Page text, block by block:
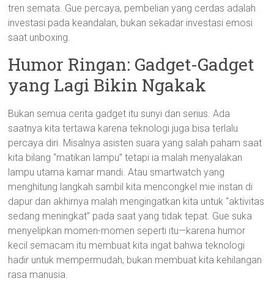
tren semata. Gue percaya, pembelian yang cerdas adalah
investasi pada keandalan, bukan sekadar investasi emosi
saat unboxing.
Humor Ringan: Gadget-Gadget
yang Lagi Bikin Ngakak
Bukan semua cerita gadget itu sunyi dan serius. Ada
saatnya kita tertawa karena teknologi juga bisa terlalu
percaya diri. Misalnya asisten suara yang salah paham saat
kita bilang “matikan lampu” tetapi ia malah menyalakan
lampu utama kamar mandi. Atau smartwatch yang
menghitung langkah sambil kita mencongkel mie instan di
dapur dan akhirnya malah mengingatkan kita untuk “aktivitas
sedang meningkat” pada saat yang tidak tepat. Gue suka
menyelipkan momen-momen seperti itu—karena humor
kecil semacam itu membuat kita ingat bahwa teknologi
hadir untuk mempermudah, bukan membuat kita kehilangan
rasa manusia.